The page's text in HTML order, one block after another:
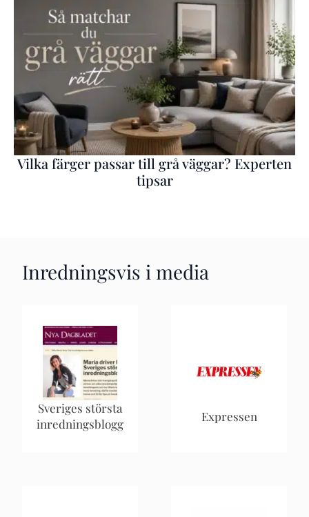
Vilka färger passar till grå väggar? Experten
tipsar
Inredningsvis i media
Sveriges största
inredningsblogg
Expressen